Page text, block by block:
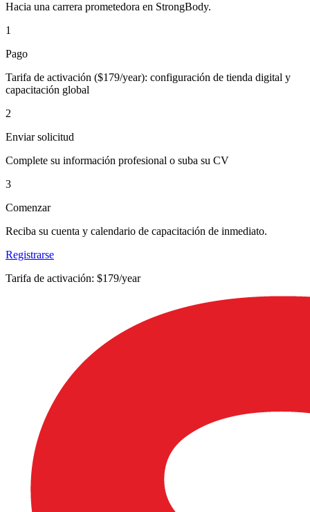
Hacia una carrera prometedora en StrongBody.
1
Pago
Tarifa de activación ($179/year): configuración de tienda digital y
capacitación global
2
Enviar solicitud
Complete su información profesional o suba su CV
3
Comenzar
Reciba su cuenta y calendario de capacitación de inmediato.
Registrarse
Tarifa de activación: $179/year